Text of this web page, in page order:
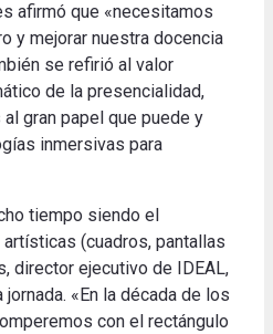
afirmó que «necesitamos
y mejorar nuestra docencia
se refirió al valor
de la presencialidad,
gran papel que puede y
inmersivas para
tiempo siendo el
(cuadros, pantallas
director ejecutivo de IDEAL,
«En la década de los
con el rectángulo